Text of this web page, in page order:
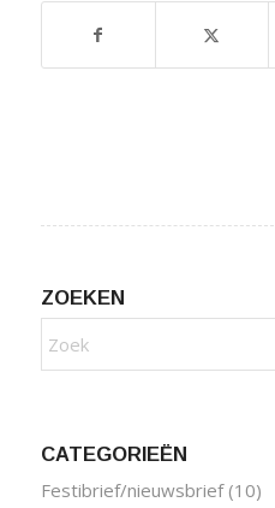
ZOEKEN
CATEGORIEËN
Festibrief/nieuwsbrief(10)